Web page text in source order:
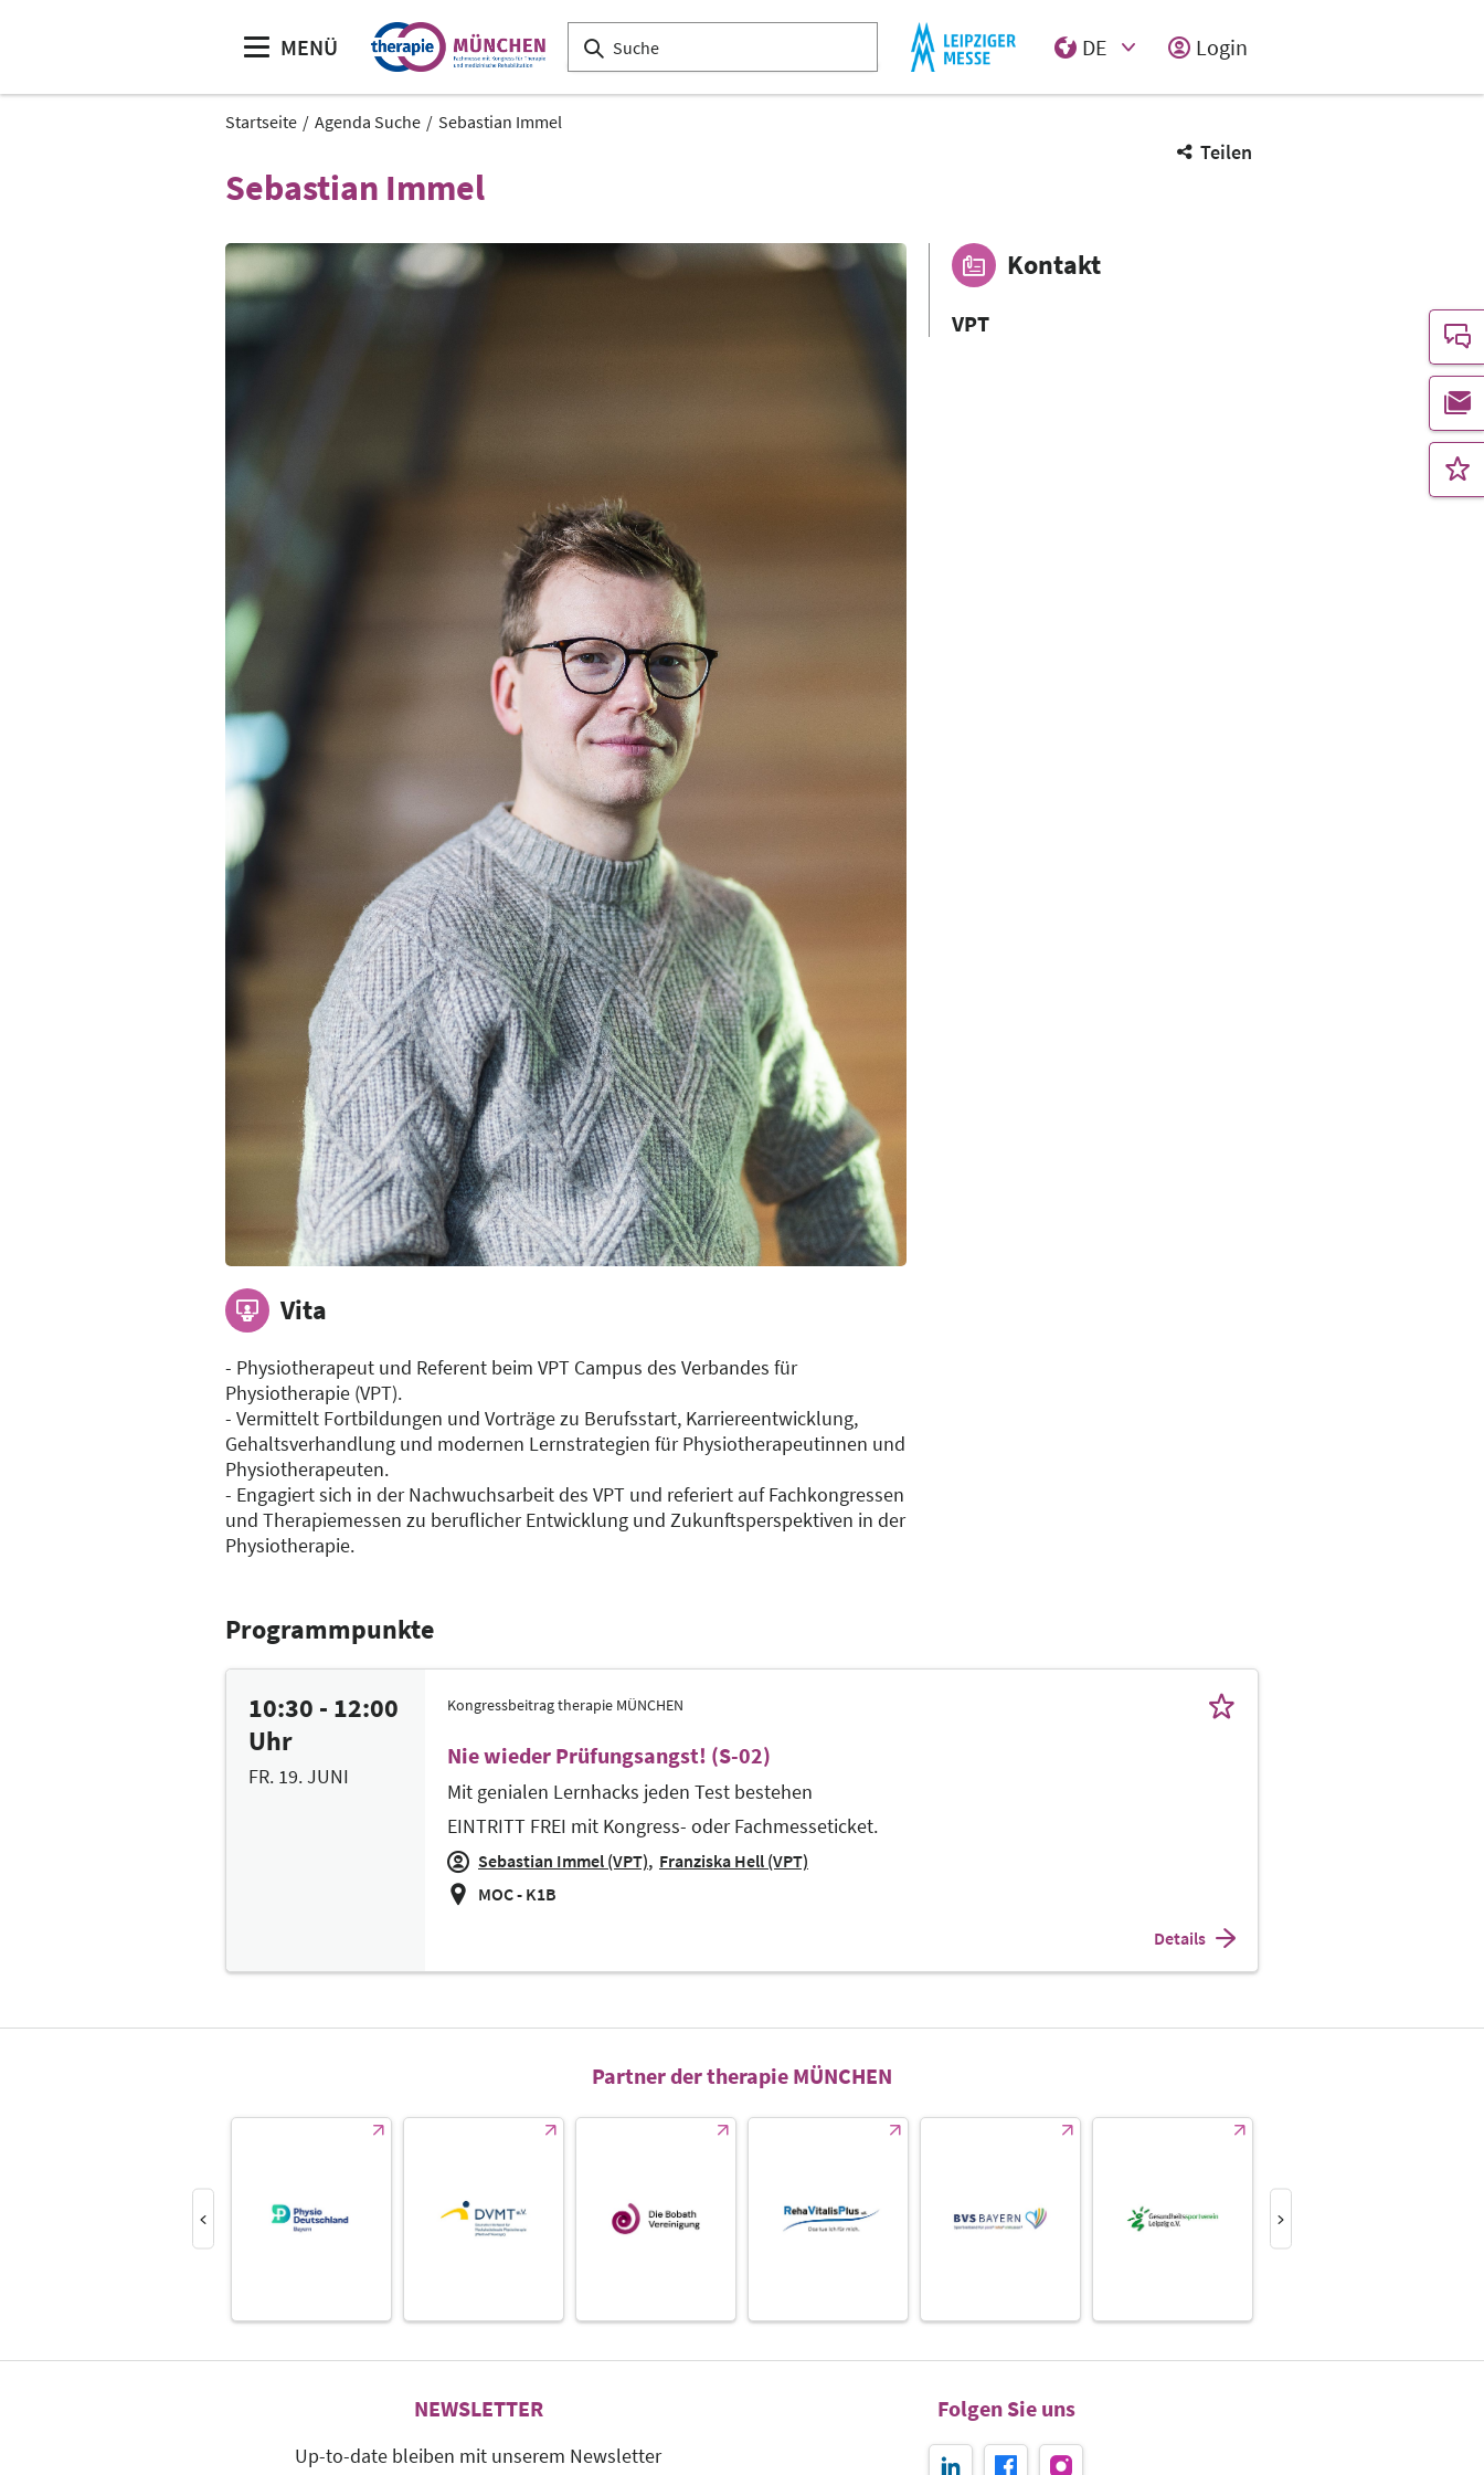
MENÜ
DE
Login
Startseite Agenda Suche Sebastian Immel
Teilen
Sebastian Immel
Vita
- Physiotherapeut und Referent beim VPT Campus des Verbandes für
Physiotherapie (VPT).
- Vermittelt Fortbildungen und Vorträge zu Berufsstart, Karriereentwicklung,
Gehaltsverhandlung und modernen Lernstrategien für Physiotherapeutinnen und
Physiotherapeuten.
- Engagiert sich in der Nachwuchsarbeit des VPT und referiert auf Fachkongressen
und Therapiemessen zu beruflicher Entwicklung und Zukunftsperspektiven in der
Physiotherapie.
Kontakt
VPT
Programmpunkte
10:30 - 12:00
Uhr
FR. 19. JUNI
Kongressbeitrag therapie MÜNCHEN
Nie wieder Prüfungsangst! (S-02)
Mit genialen Lernhacks jeden Test bestehen
EINTRITT FREI mit Kongress- oder Fachmesseticket.
Sebastian Immel (VPT) Franziska Hell (VPT)
MOC - K1B
Details
Partner der therapie MÜNCHEN
NEWSLETTER
Up-to-date bleiben mit unserem Newsletter
Folgen Sie uns